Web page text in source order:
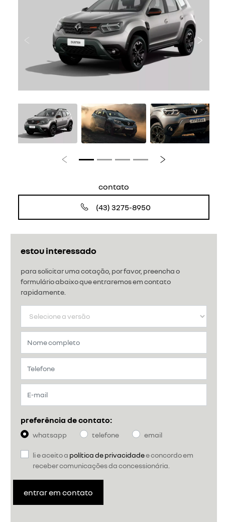
estou interessado
para solicitar uma cotação, por favor, preencha o
formulário abaixo que entraremos em contato
rapidamente.
preferência de contato:
whatsapp telefone email
li e aceito a política de privacidadee concordo em
receber comunicações da concessionária.
entrar em contato
Anterior
Anterior Próximo
contato
(43) 3275-8950